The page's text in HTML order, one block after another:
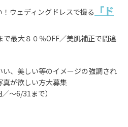
ウェディングドレスで撮る
「ド
で最大８０％OFF／美肌補正で間違
い、美しい等のイメージの強調され
が欲しい方大募集
～6/31まで）